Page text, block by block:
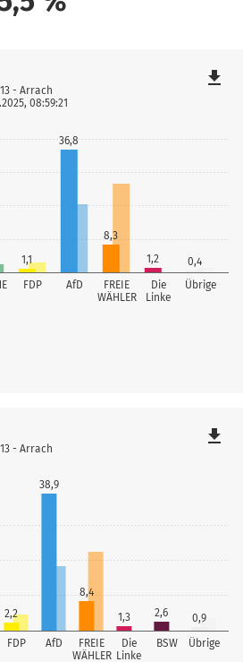
FDP AfD
FREIE
WÄHLER
Die
Linke
Übrige
1,1
36,8
8,3
1,2
0,4
- Arrach
08:59:21
file_download
FDP AfD
FREIE
WÄHLER
Die
Linke
BSW Übrige
2,2
38,9
8,4
1,3
2,6 0,9
- Arrach
file_download